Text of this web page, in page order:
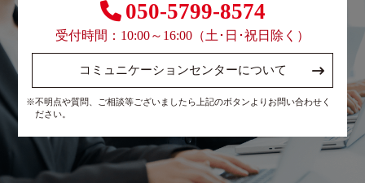
050-5799-8574
受付時間：10:00～16:00（土･日･祝日除く）
コミュニケーションセンターについて
※不明点や質問、ご相談等ございましたら上記のボタンよりお問い合わせく
ださい。